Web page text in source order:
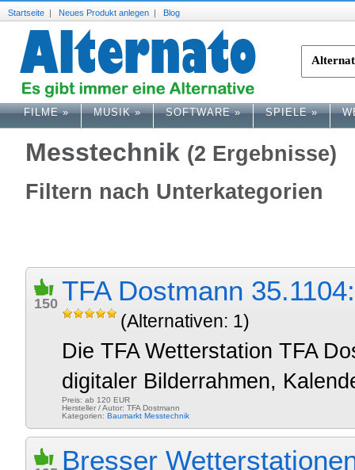
Startseite | Neues Produkt anlegen | Blog
FILME» MUSIK» SOFTWARE» SPIELE»
Messtechnik (2 Ergebnisse)
Filtern nach Unterkategorien
150 TFA Dostmann
(Alternativen: 1)
Die TFA Wetterstation TFA
digitaler Bilderrahmen,
Preis: ab 120 EUR
Hersteller / Autor: TFA Dostmann
Kategorien: Baumarkt Messtechnik
Bresser